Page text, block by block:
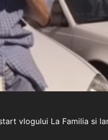
vlogului La Familia si